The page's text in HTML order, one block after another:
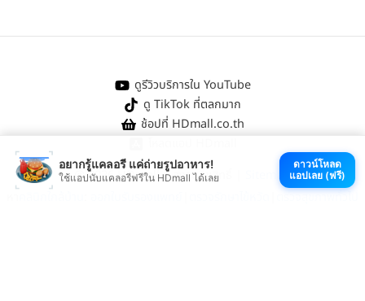
ดูรีวิวบริการใน YouTube
ดู TikTok ที่ตลกมาก
ช้อปที่ HDmall.co.th
@ 2026 HDmall | สงวนลิขสิทธิ์ |
Sitemap
ตรวจสุขภาพทั่วไป
อยากรู้แคลอรี แค่ถ่ายรูปอาหาร!
ใช้แอปนับแคลอรีฟรีใน HDmall ได้เลย
ดาวน์โหลด
แอปเลย (ฟรี)